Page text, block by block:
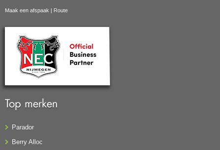
Maak een afspaak | Route
Top merken
Parador
Berry Alloc